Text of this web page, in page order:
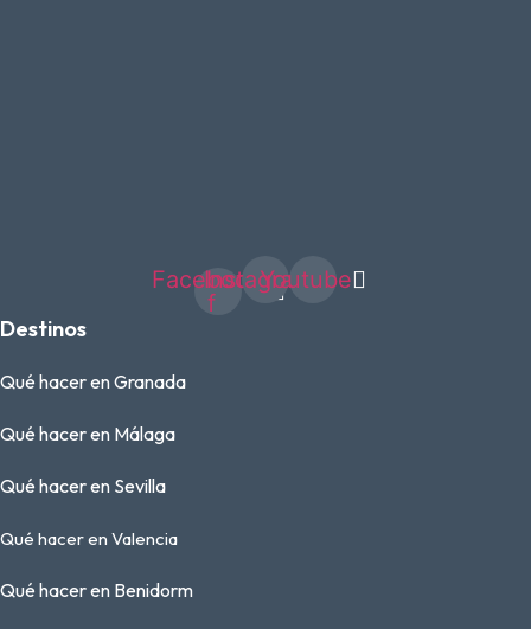
Facebook-
f
Instagram
Youtube
Destinos
Qué hacer en Granada
Qué hacer en Málaga
Qué hacer en Sevilla
Qué hacer en Valencia
Qué hacer en Benidorm